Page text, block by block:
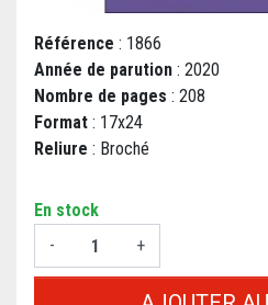
Référence : 1866
Année de parution : 2020
Nombre de pages : 208
Format : 17x24
Reliure : Broché
En stock
-
+